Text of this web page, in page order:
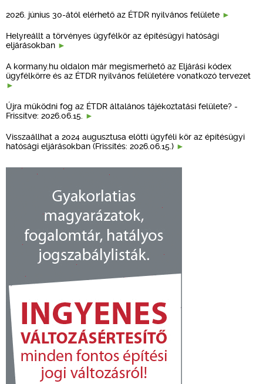
2026. június 30-ától elérhető az ÉTDR nyilvános felülete
Helyreállt a törvényes ügyfélkör az építésügyi hatósági
eljárásokban
A kormany.hu oldalon már megismerhető az Eljárási kódex
ügyfélkörre és az ÉTDR nyilvános felületére vonatkozó tervezet
Újra működni fog az ÉTDR általános tájékoztatási felülete? -
Frissítve: 2026.06.15.
Visszaállhat a 2024 augusztusa előtti ügyféli kör az építésügyi
hatósági eljárásokban (Frissítés: 2026.06.15.)